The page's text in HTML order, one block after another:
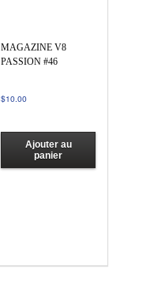
MAGAZINE V8
PASSION #46
$10.00
Ajouter au
panier